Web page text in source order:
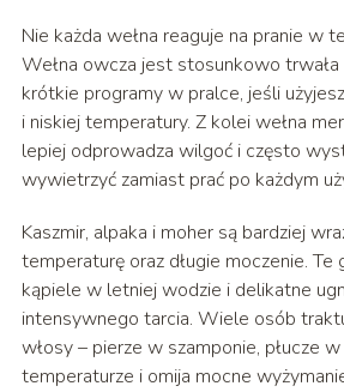
Nie każda wełna reaguje na pranie w
Wełna owcza jest stosunkowo trwała
krótkie programy w pralce, jeśli
i niskiej temperatury. Z kolei wełna
lepiej odprowadza wilgoć i często
wywietrzyć zamiast prać po każdym
Kaszmir, alpaka i moher są bardziej
temperaturę oraz długie moczenie. Te
kąpiele w letniej wodzie i delikatne
intensywnego tarcia. Wiele osób
włosy – pierze w szamponie, płucze
temperaturze i omija mocne